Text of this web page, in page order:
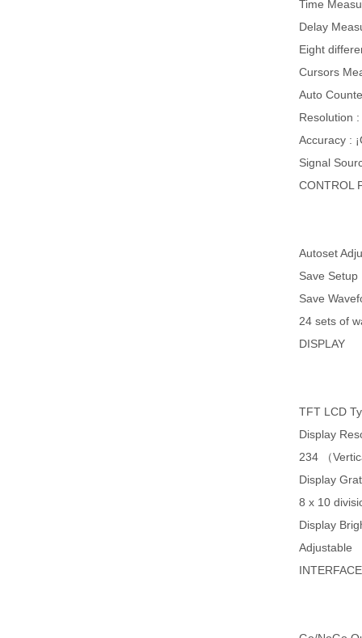
Time
Delay
Eight
Cursors
Auto
Resolution
Accuracy :
Signal
CONTROL
Autoset
Save
Save
24 sets of
DISPLAY
TFT LCD
Display
234 （
Display
8 x 10
Display
Adjustable
INTERFACE